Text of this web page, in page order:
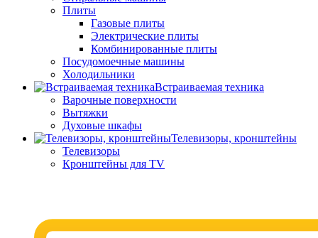
Плиты
Газовые плиты
Электрические плиты
Комбинированные плиты
Посудомоечные машины
Холодильники
Встраиваемая техника
Варочные поверхности
Вытяжки
Духовые шкафы
Телевизоры, кронштейны
Телевизоры
Кронштейны для TV